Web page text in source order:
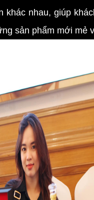
khác nhau, giúp
sản phẩm mới mẻ